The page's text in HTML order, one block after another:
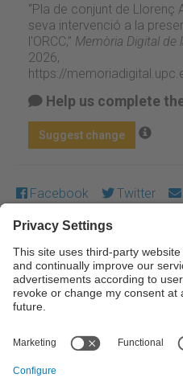
“Pla de conjunt de Llorenç
seva intervenció a la
l'ORCC,” Memòria Digital de
2026,
https://
Help us complete
Suggest change
Facebook Twitter
Except where otherwise
licensed under a Creative
NonCommercial-NoDerivs 4.0